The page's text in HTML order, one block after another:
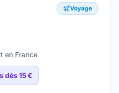
Voyage
en France
dès 15 €